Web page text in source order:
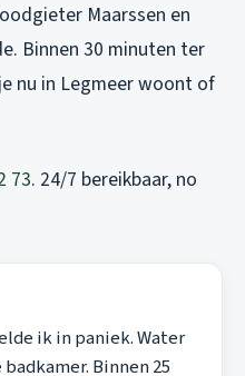
Maarssen en
. Binnen 30 minuten ter
nu in Legmeer woont of
73. 24/7 bereikbaar, no
ik in paniek. Water
Binnen 25